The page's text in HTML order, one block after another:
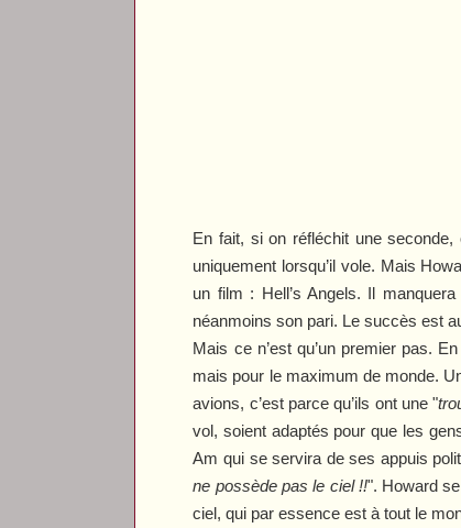
En fait, si on réfléchit une
uniquement lorsqu’il vole. Mais
un film : Hell’s Angels. Il manquera
néanmoins son pari. Le succès est
Mais ce n’est qu’un premier pas.
mais pour le maximum de monde.
avions, c’est parce qu’ils ont une "
vol, soient adaptés pour que les
Am qui se servira de ses appuis
ne possède pas le ciel !!". Howard
ciel, qui par essence est à tout le